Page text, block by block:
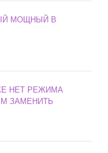
МОЩНЫЙ В
НЕТ РЕЖИМА
ЗАМЕНИТЬ